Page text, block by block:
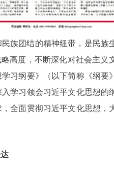
族团结的精神纽带，是民族
高度，不断深化对社会主
习纲要》（以下简称《纲要
学习领会习近平文化思想的
全面贯彻习近平文化思想，